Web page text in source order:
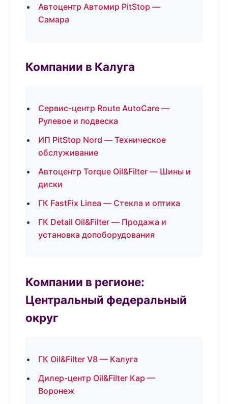
Автоцентр Автомир PitStop —
Самара
Компании в Калуга
Сервис-центр Route AutoCare —
Рулевое и подвеска
ИП PitStop Nord — Техническое
обслуживание
Автоцентр Torque Oil&Filter — Шины и
диски
ГК FastFix Linea — Стекла и оптика
ГК Detail Oil&Filter — Продажа и
установка допоборудования
Компании в регионе:
Центральный федеральный
округ
ГК Oil&Filter V8 — Калуга
Дилер-центр Oil&Filter Кар —
Воронеж